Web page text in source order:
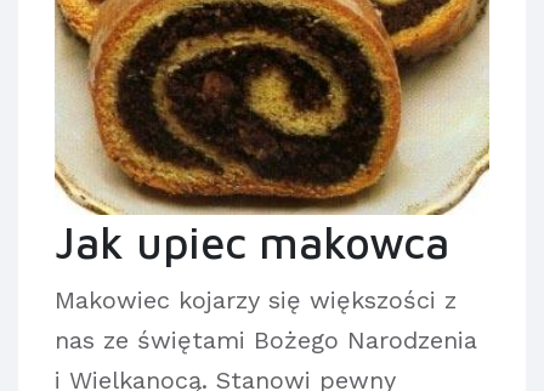
Jak upiec makowca
Makowiec kojarzy się większości z
nas ze świętami Bożego Narodzenia
i Wielkanocą. Stanowi pewny